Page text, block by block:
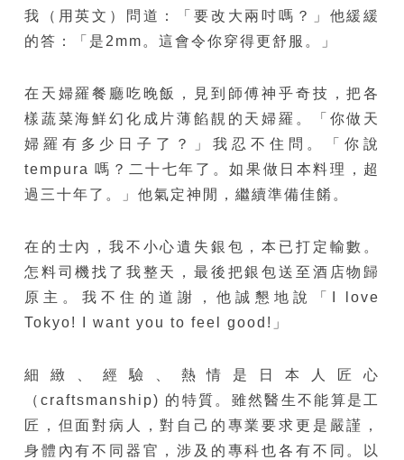
我（用英文）問道：「要改大兩吋嗎？」他緩緩
的答：「是2mm。這會令你穿得更舒服。」
在天婦羅餐廳吃晚飯，見到師傅神乎奇技，把各
樣蔬菜海鮮幻化成片薄餡靚的天婦羅。「你做天
婦羅有多少日子了？」我忍不住問。「你說
tempura 嗎？二十七年了。如果做日本料理，超
過三十年了。」他氣定神閒，繼續準備佳餚。
在的士內，我不小心遺失銀包，本已打定輸數。
怎料司機找了我整天，最後把銀包送至酒店物歸
原主。我不住的道謝，他誠懇地說「I love
Tokyo! I want you to feel good!」
細緻、經驗、熱情是日本人匠心
（craftsmanship) 的特質。雖然醫生不能算是工
匠，但面對病人，對自己的專業要求更是嚴謹，
身體內有不同器官，涉及的專科也各有不同。以